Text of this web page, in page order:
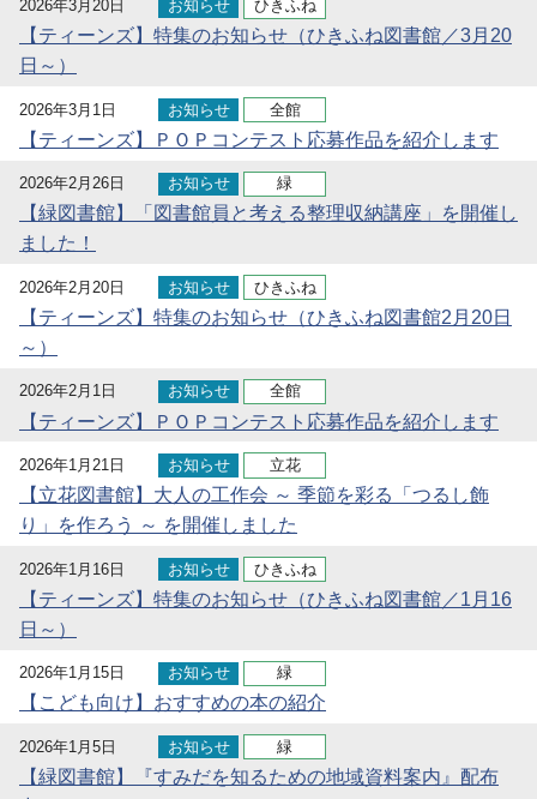
2026年3月20日 お知らせ ひきふね
【ティーンズ】特集のお知らせ（ひきふね図書館／3月20
日～）
2026年3月1日 お知らせ 全館
【ティーンズ】ＰＯＰコンテスト応募作品を紹介します
2026年2月26日 お知らせ 緑
【緑図書館】「図書館員と考える整理収納講座」を開催し
ました！
2026年2月20日 お知らせ ひきふね
【ティーンズ】特集のお知らせ（ひきふね図書館2月20日
～）
2026年2月1日 お知らせ 全館
【ティーンズ】ＰＯＰコンテスト応募作品を紹介します
2026年1月21日 お知らせ 立花
【立花図書館】大人の工作会 ～ 季節を彩る「つるし飾
り」を作ろう ～ を開催しました
2026年1月16日 お知らせ ひきふね
【ティーンズ】特集のお知らせ（ひきふね図書館／1月16
日～）
2026年1月15日 お知らせ 緑
【こども向け】おすすめの本の紹介
2026年1月5日 お知らせ 緑
【緑図書館】『すみだを知るための地域資料案内』配布